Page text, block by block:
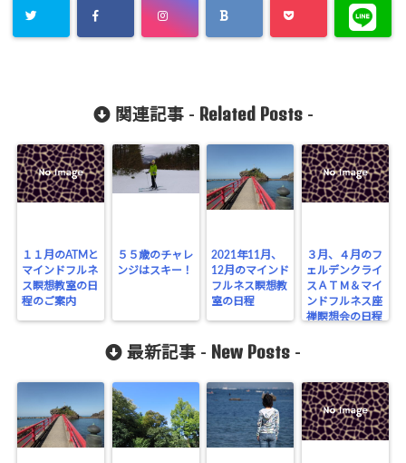
関連記事 - Related Posts-
１１月のATMと
マインドフルネ
ス瞑想教室の日
程のご案内
５５歳のチャレ
ンジはスキー！
2021年11月、
12月のマインド
フルネス瞑想教
室の日程
３月、４月のフ
ェルデンクライ
スＡＴＭ＆マイ
ンドフルネス座
禅瞑想会の日程
最新記事 - New Posts -